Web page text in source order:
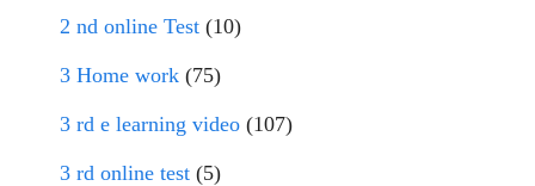
2 nd online Test (10)
3 Home work (75)
3 rd e learning video (107)
3 rd online test (5)